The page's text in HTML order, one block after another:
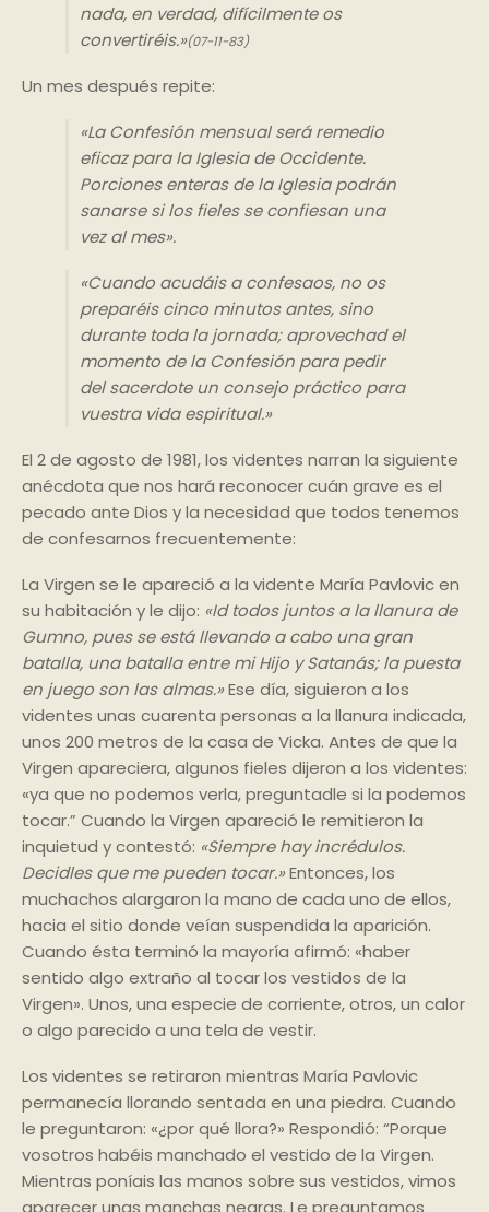
nada, en verdad, difícilmente os
convertiréis.»(07-11-83)
Un mes después repite:
«La Confesión mensual será remedio
eficaz para la Iglesia de Occidente.
Porciones enteras de la Iglesia podrán
sanarse si los fieles se confiesan una
vez al mes».
«Cuando acudáis a confesaos, no os
preparéis cinco minutos antes, sino
durante toda la jornada; aprovechad el
momento de la Confesión para pedir
del sacerdote un consejo práctico para
vuestra vida espiritual.»
El 2 de agosto de 1981, los videntes narran la siguiente
anécdota que nos hará reconocer cuán grave es el
pecado ante Dios y la necesidad que todos tenemos
de confesarnos frecuentemente:
La Virgen se le apareció a la vidente María Pavlovic en
su habitación y le dijo: «Id todos juntos a la llanura de
Gumno, pues se está llevando a cabo una gran
batalla, una batalla entre mi Hijo y Satanás; la puesta
en juego son las almas.»Ese día, siguieron a los
videntes unas cuarenta personas a la llanura indicada,
unos 200 metros de la casa de Vicka. Antes de que la
Virgen apareciera, algunos fieles dijeron a los videntes:
«ya que no podemos verla, preguntadle si la podemos
tocar.” Cuando la Virgen apareció le remitieron la
inquietud y contestó: «Siempre hay incrédulos.
Decidles que me pueden tocar.»Entonces, los
muchachos alargaron la mano de cada uno de ellos,
hacia el sitio donde veían suspendida la aparición.
Cuando ésta terminó la mayoría afirmó: «haber
sentido algo extraño al tocar los vestidos de la
Virgen». Unos, una especie de corriente, otros, un calor
o algo parecido a una tela de vestir.
Los videntes se retiraron mientras María Pavlovic
permanecía llorando sentada en una piedra. Cuando
le preguntaron: «¿por qué llora?» Respondió: “Porque
vosotros habéis manchado el vestido de la Virgen.
Mientras poníais las manos sobre sus vestidos, vimos
aparecer unas manchas negras. Le preguntamos